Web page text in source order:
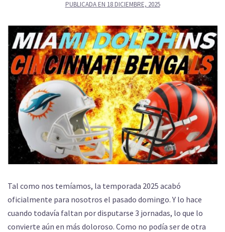
PUBLICADA EN 18 DICIEMBRE, 2025
Tal como nos temíamos, la temporada 2025 acabó
oficialmente para nosotros el pasado domingo. Y lo hace
cuando todavía faltan por disputarse 3 jornadas, lo que lo
convierte aún en más doloroso. Como no podía ser de otra